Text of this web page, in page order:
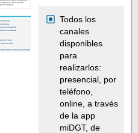
Todos los
canales
disponibles
para
realizarlos:
presencial, por
teléfono,
online, a través
de la app
miDGT, de